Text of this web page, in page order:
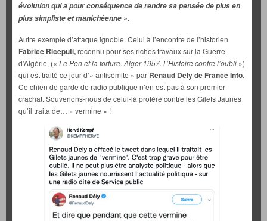
évolution qui a pour conséquence de rendre sa pensée de plus en
plus simpliste et manichéenne ».
Autre exemple d’attaque ignoble. Celui à l’encontre de l’historien
Fabrice Riceputi,reconnu pour ses riches travaux sur la Guerre
d’Algérie, (« Le Pen et la torture. Alger 1957. L’Histoire contre l’oubli »)
qui est traité ce jour d’« antisémite » par Renaud Dely de France Info.
Ce chien de garde de radio publique n’en est pas à son premier
crachat. Souvenons-nous de celui-là proféré contre les Gilets Jaunes
qu’il traita de… « vermine » !